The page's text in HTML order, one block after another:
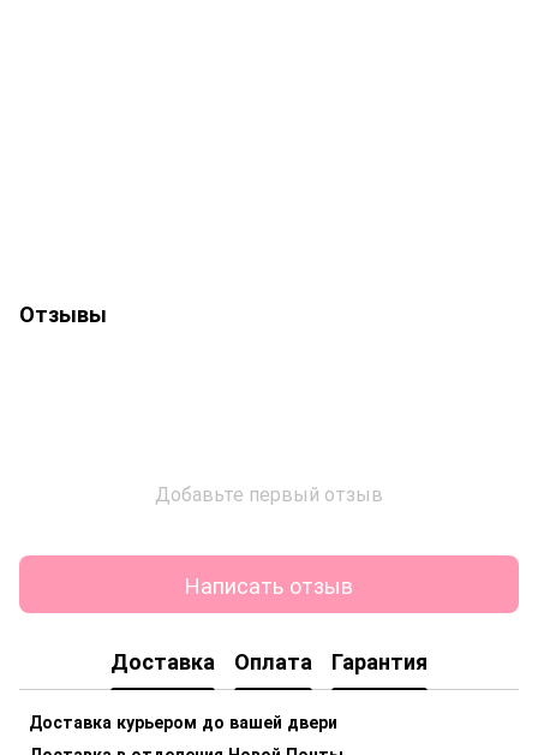
Отзывы
Добавьте первый отзыв
Написать отзыв
Доставка Оплата Гарантия
Доставка курьером до вашей двери